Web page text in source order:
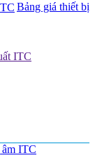
Bảng giá thiết bị
ITC